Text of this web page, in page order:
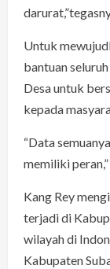
Untuk
bantuan
Desa untuk
kepada
“Data
memiliki
Kang Rey
terjadi di
wilayah di
Kabupaten